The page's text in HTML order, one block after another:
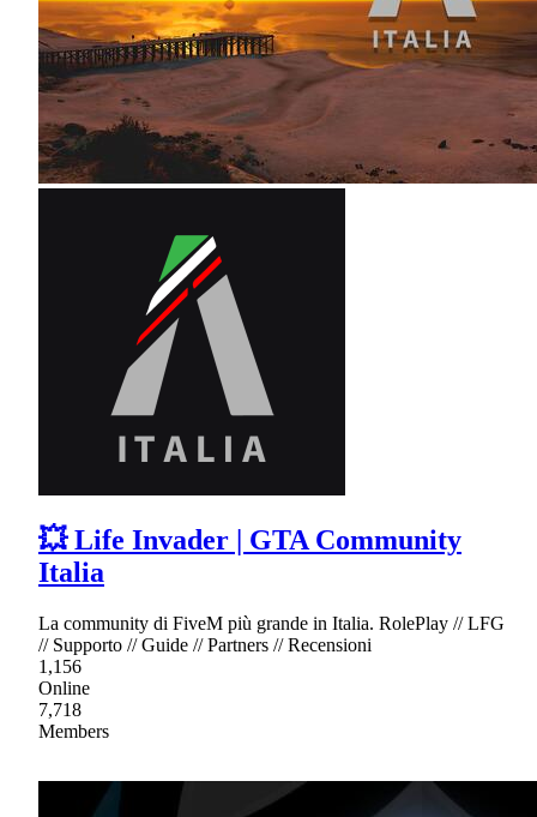
💥 Life Invader | GTA Community
Italia
La community di FiveM più grande in Italia. RolePlay // LFG
// Supporto // Guide // Partners // Recensioni
1,156
Online
7,718
Members